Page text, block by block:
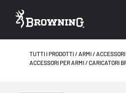
TUTTI I PRODOTTI ARMI
ACCESSORI PER ARMI
CARICATORI